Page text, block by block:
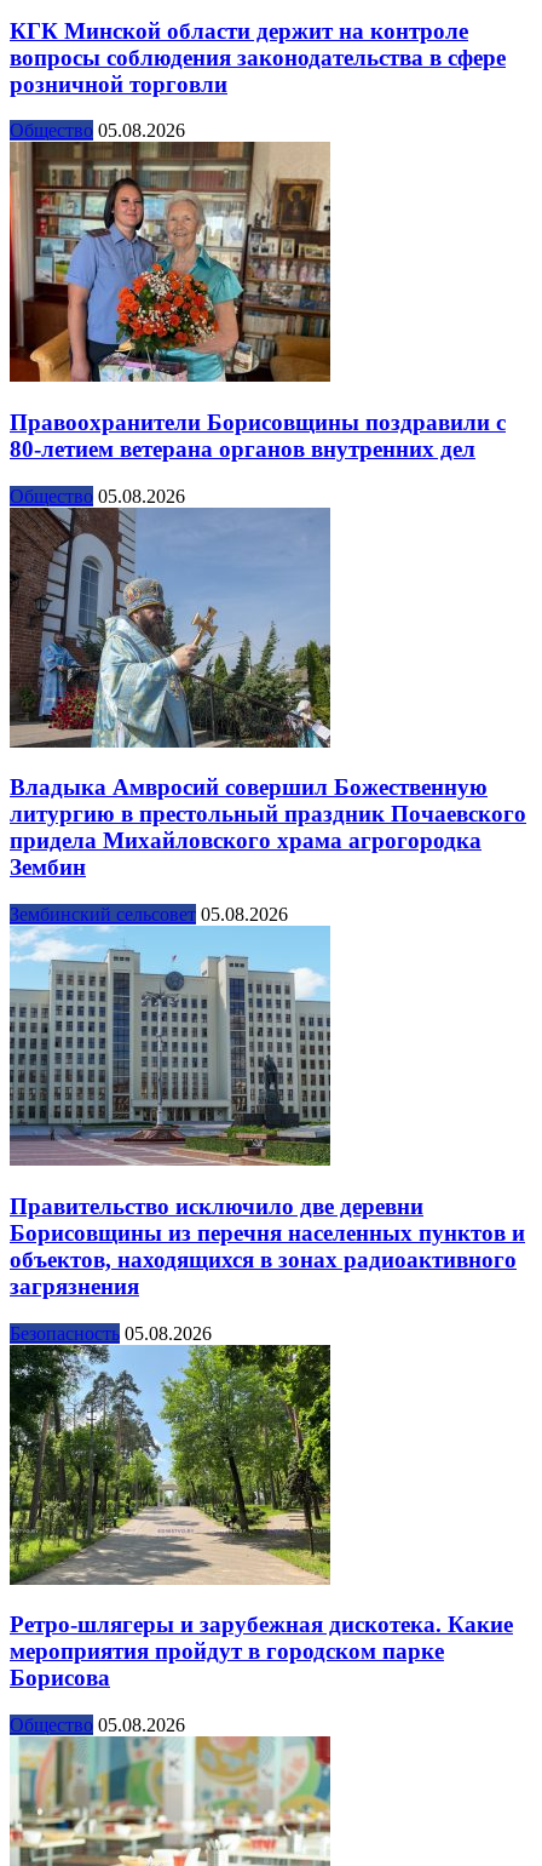
КГК Минской области держит на контроле
вопросы соблюдения законодательства в сфере
розничной торговли
Общество 05.08.2026
Правоохранители Борисовщины поздравили с
80-летием ветерана органов внутренних дел
Общество 05.08.2026
Владыка Амвросий совершил Божественную
литургию в престольный праздник Почаевского
придела Михайловского храма агрогородка
Зембин
Зембинский сельсовет 05.08.2026
Правительство исключило две деревни
Борисовщины из перечня населенных пунктов и
объектов, находящихся в зонах радиоактивного
загрязнения
Безопасность 05.08.2026
Ретро-шлягеры и зарубежная дискотека. Какие
мероприятия пройдут в городском парке
Борисова
Общество 05.08.2026